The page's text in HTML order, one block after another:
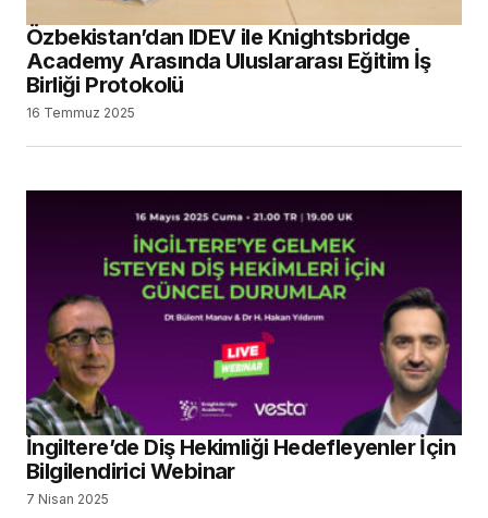
Özbekistan’dan IDEV ile Knightsbridge
Academy Arasında Uluslararası Eğitim İş
Birliği Protokolü
16 Temmuz 2025
İngiltere’de Diş Hekimliği Hedefleyenler İçin
Bilgilendirici Webinar
7 Nisan 2025